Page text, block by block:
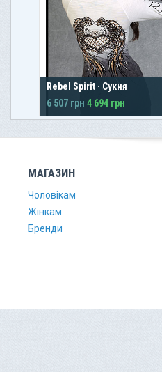
Rebel Spirit · Сукня
6 507 грн4 694 грн
МАГАЗИН
Чоловікам
Жінкам
Бренди